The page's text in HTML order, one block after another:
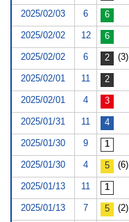
2025/02/03 6
2025/02/02 12
2025/02/02 6 (3)
2025/02/01 11
2025/02/01 4
2025/01/31 11
2025/01/30 9
2025/01/30 4 (6)
2025/01/13 11
2025/01/13 7 (2)